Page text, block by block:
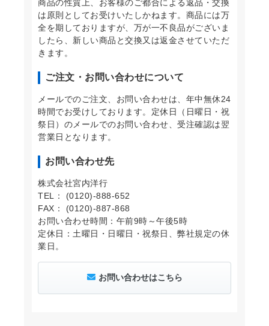
商品の性質上、お客様のご都合による返品・交換
は原則としてお受けいたしかねます。商品には万
全を期しておりますが、万が一不良品がございま
したら、新しい商品と交換又は返金させていただ
きます。
ご注文・お問い合わせについて
メールでのご注文、お問い合わせは、年中無休24
時間でお受けしております。定休日（日曜日・祝
祭日）のメールでのお問い合わせ、受注確認は翌
営業日となります。
お問い合わせ先
株式会社宮内洋行
TEL： (0120)-888-652
FAX： (0120)-887-868
お問い合わせ時間：午前9時～午後5時
定休日：土曜日・日曜日・祝祭日、弊社規定の休
業日。
お問い合わせはこちら